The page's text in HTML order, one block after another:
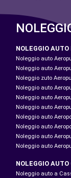
NOLEGGIO
Noleggio auto
Noleggio auto
Noleggio zuto
Noleggio auto
Noleggio auto
Noleggio auto
Noleggio auto
Noleggio auto
Noleggio auto
Noleggio auto
NOLEGGIO
Noleggio auto a